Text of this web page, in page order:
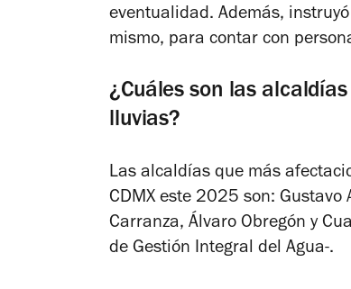
eventualidad. Además,
mismo, para contar con
¿Cuáles son las
lluvias?
Las alcaldías que más
CDMX este 2025 son:
Carranza, Álvaro Obregón y
de Gestión Integral del Agua-.